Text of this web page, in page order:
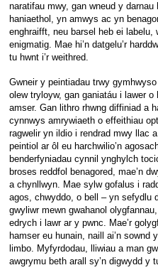
naratifau mwy, gan wneud y darnau
haniaethol, yn amwys ac yn
enghraifft, neu barsel heb ei labelu,
enigmatig. Mae hi’n datgelu’r
tu hwnt i’r weithred.
Gwneir y peintiadau trwy
olew tryloyw, gan ganiatáu i lawer
amser. Gan lithro rhwng diffiniad a
cynnwys amrywiaeth o effeithiau
ragwelir yn ildio i rendrad mwy llac
peintiol ar ôl eu harchwilio’n
benderfyniadau cynnil ynghylch
broses reddfol benagored, mae’n
a chynllwyn. Mae sylw gofalus i
agos, chwyddo, o bell – yn sefydlu
gwyliwr mewn gwahanol
edrych i lawr ar y pwnc. Mae’r
hamser eu hunain, naill ai’n
limbo. Myfyrdodau, lliwiau a man
awgrymu beth arall sy’n digwydd y